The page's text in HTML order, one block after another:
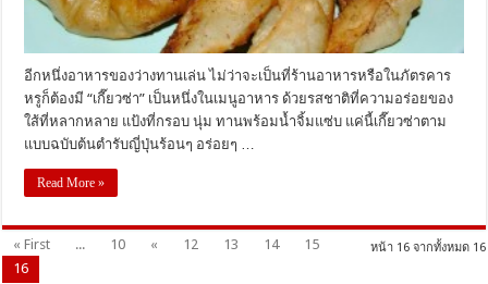
อีกหนึ่งอาหารของว่างทานเล่น ไม่ว่าจะเป็นที่ร้านอาหารหรือในภัตรคาร
หรูก็ต้องมี “เกี๊ยวซ่า” เป็นหนึ่งในเมนูอาหาร ด้วยรสชาติที่ความอร่อยของ
ใส้ที่หลากหลาย แป้งที่กรอบ นุ่ม ทานพร้อมน้ำจิ้มแซ่บ แค่นี้เกี๊ยวซ่าตาม
แบบฉบับต้นตำรับญี่ปุ่นร้อนๆ อร่อยๆ …
Read More »
หน้า 16 จากทั้งหมด 16
« First ... 10 « 12 13 14
15
16